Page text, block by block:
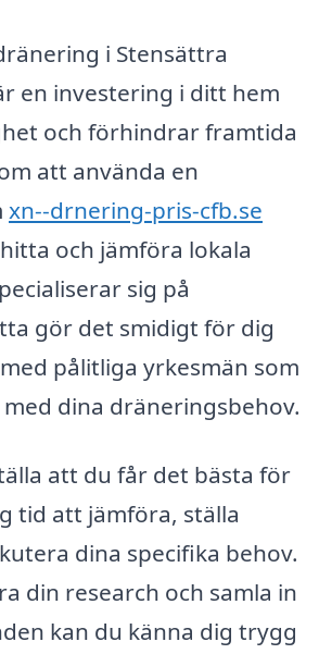
i Stensättra
en investering i ditt hem
och förhindrar framtida
att använda en
xn--drnering-pris-cfb.se
och jämföra lokala
sig på
gör det smidigt för dig
pålitliga yrkesmän som
dina dräneringsbehov.
att du får det bästa för
tid att jämföra, ställa
dina specifika behov.
din research och samla in
kan du känna dig trygg